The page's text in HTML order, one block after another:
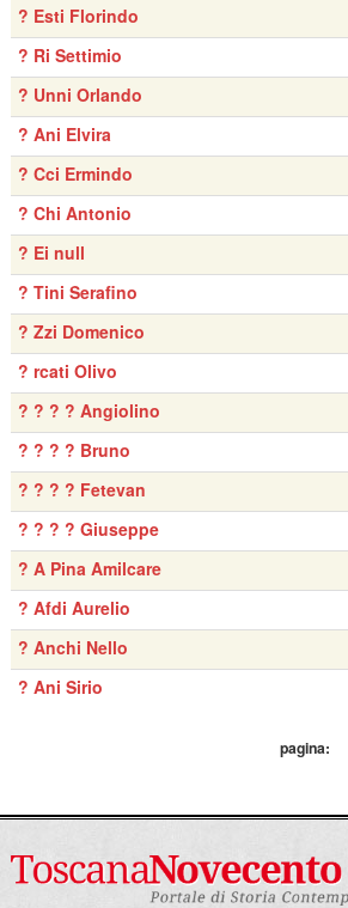
? Esti Florindo
? Ri Settimio
? Unni Orlando
? Ani Elvira
? Cci Ermindo
? Chi Antonio
? Ei null
? Tini Serafino
? Zzi Domenico
? rcati Olivo
? ? ? ? Angiolino
? ? ? ? Bruno
? ? ? ? Fetevan
? ? ? ? Giuseppe
? A Pina Amilcare
? Afdi Aurelio
? Anchi Nello
? Ani Sirio
pagina: